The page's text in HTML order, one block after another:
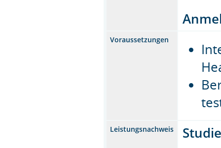
Voraussetzungen
Leistungsnachweis